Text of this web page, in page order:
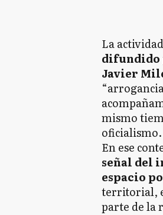
La
difundido
Javier
mismo
oficialismo.
En ese
señal del
espacio
territorial,
parte de la